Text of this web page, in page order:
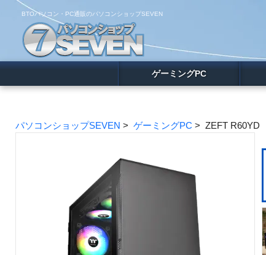
BTOパソコン・PC通販のパソコンショップSEVEN
ゲーミングPC
パソコンショップSEVEN > ゲーミングPC > ZEFT R60YD